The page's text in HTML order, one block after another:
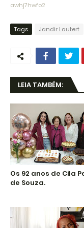
awhj7hwfo2
Tags Jandir Lautert
LEIA TAMBÉM:
Os 92 anos de Cila
de Souza.